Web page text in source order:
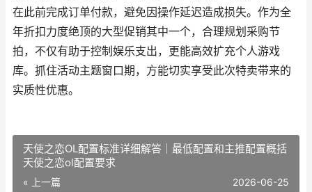
在此前完成订单付款，避免因操作延迟造成损失。作为全
年折扣力度绝顶的大型促销其中一个，合理规划采购节
拍，不仅有助于控制娱乐支出，更能高效扩充个人游戏
库。抓住活动主题窗口期，方能切实享受此次特卖带来的
实质性优惠。
天使之恋OL配置标准详细解答｜最低配置和主推配置概括
天使之恋ol配置要求
« 上一篇 2026-06-25